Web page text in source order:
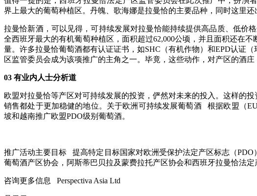
界上最大的葡萄种植区。丹魄、歌海娜是拉曼恰的主要品种，同时这里
拉曼恰新酒，可以见得，可持续发展对拉曼恰能持续提供高品质、低价
全西班牙最大的有机葡萄种植区，面积超过62,000公顷，并且面积还在
量。许多拉曼恰葡萄酒都有认证证书，如SHC（有机作物）和EPD认证
区监管委员会成为该项推广的主角之一。毕竟，这些动作，对产区的酒
03 有业内人士分析道
欧盟对拉曼恰等产区对可持续发展的投资，俨然对未来的投入。这样的
销售都处于更加稳健的地位。关于欧洲可持续发展葡萄酒 根据欧盟（
坡和越南推广欧盟PDO级别葡萄酒。
推广活动主要目标 提高特定目标国家对欧洲受保护法定产区标志（
葡萄酒产区协会，阿斯蒂巴贝拉及蒙费拉托产区协会和西班牙拉曼恰法
咨询更多信息 Perspectiva Asia Ltd